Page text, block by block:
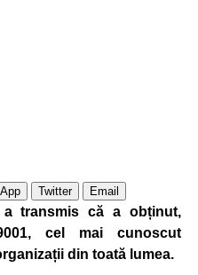
Twitter Email
a transmis că a obținut,
cel mai cunoscut
din toată lumea.